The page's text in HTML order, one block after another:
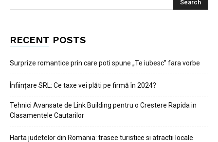
RECENT POSTS
Surprize romantice prin care poti spune „Te iubesc” fara vorbe
Înființare SRL: Ce taxe vei plăti pe firmă în 2024?
Tehnici Avansate de Link Building pentru o Crestere Rapida in
Clasamentele Cautarilor
Harta judetelor din Romania: trasee turistice si atractii locale